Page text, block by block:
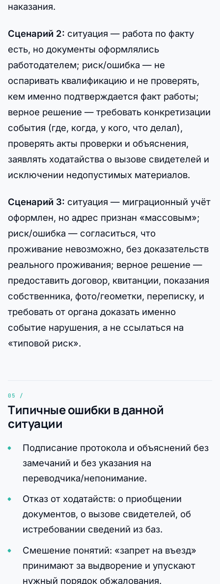
наказания.
Сценарий 2: ситуация — работа по факту
есть, но документы оформлялись
работодателем; риск/ошибка — не
оспаривать квалификацию и не проверять,
кем именно подтверждается факт работы;
верное решение — требовать конкретизации
события (где, когда, у кого, что делал),
проверять акты проверки и объяснения,
заявлять ходатайства о вызове свидетелей и
исключении недопустимых материалов.
Сценарий 3: ситуация — миграционный учёт
оформлен, но адрес признан «массовым»;
риск/ошибка — согласиться, что
проживание невозможно, без доказательств
реального проживания; верное решение —
предоставить договор, квитанции, показания
собственника, фото/геометки, переписку, и
требовать от органа доказать именно
событие нарушения, а не ссылаться на
«типовой риск».
Типичные ошибки в данной
ситуации
Подписание протокола и объяснений без
замечаний и без указания на
переводчика/непонимание.
Отказ от ходатайств: о приобщении
документов, о вызове свидетелей, об
истребовании сведений из баз.
Смешение понятий: «запрет на въезд»
принимают за выдворение и упускают
нужный порядок обжалования.